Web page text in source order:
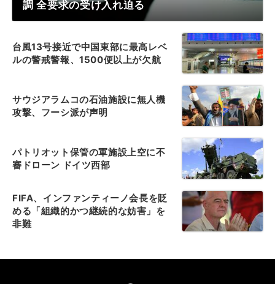
調 全要求の受け入れ迫る
台風13号接近で中国東部に最高レベ
ルの警戒警報、1500便以上が欠航
サウジアラムコの石油施設に無人機
攻撃、フーシ派が声明
パトリオット保管の軍施設上空に不
審ドローン ドイツ西部
FIFA、インファンティーノ会長を貶
める「組織的かつ継続的な妨害」を
非難